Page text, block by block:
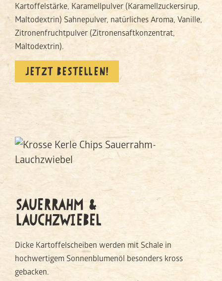
Kartoffelstärke, Karamellpulver (Karamellzuckersirup,
Maltodextrin) Sahnepulver, natürliches Aroma, Vanille,
Zitronenfruchtpulver (Zitronensaftkonzentrat,
Maltodextrin).
JETZT BESTELLEN!
SAUERRAHM &
LAUCHZWIEBEL
Dicke Kartoffelscheiben werden mit Schale in
hochwertigem Sonnenblumenöl besonders kross
gebacken.